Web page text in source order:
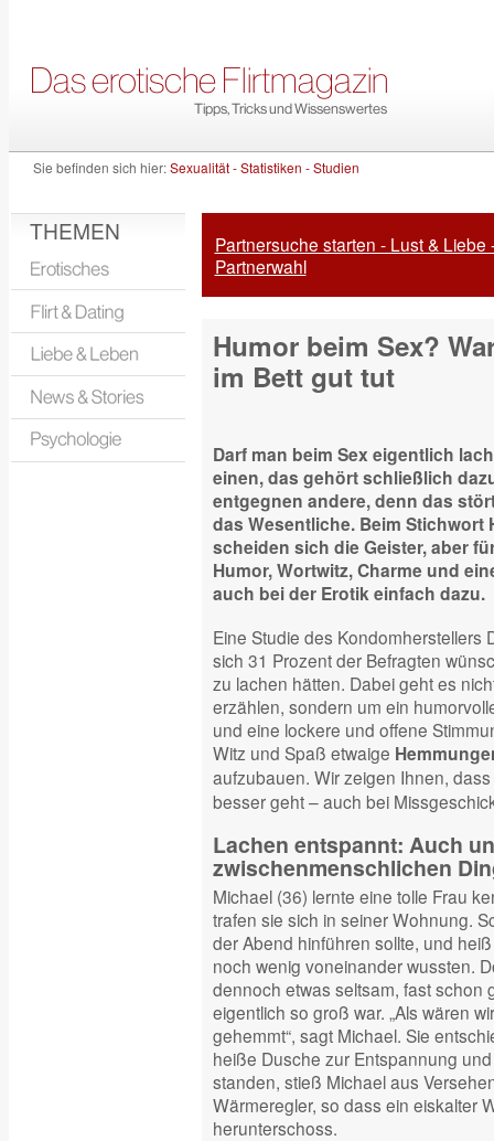
Sie befinden sich hier:Sexualität - Statistiken - Studien
THEMEN
Partnersuche starten - Lust & Liebe
Partnerwahl
Humor beim Sex?
im Bett gut tut
Darf man beim Sex eigentlich
einen, das gehört schließlich
entgegnen andere, denn das
das Wesentliche. Beim Stichwort
scheiden sich die Geister, aber
Humor, Wortwitz, Charme und
auch bei der Erotik einfach dazu.
Eine Studie des Kondomherstellers
sich 31 Prozent der Befragten
zu lachen hätten. Dabei geht es
erzählen, sondern um ein
und eine lockere und offene
Witz und Spaß etwaige
aufzubauen. Wir zeigen Ihnen,
besser geht – auch bei
Lachen entspannt: Auch
zwischenmenschlichen
Michael (36) lernte eine tolle Frau
trafen sie sich in seiner Wohnung.
der Abend hinführen sollte, und
noch wenig voneinander wussten.
dennoch etwas seltsam, fast schon
eigentlich so groß war. „Als wären
gehemmt“, sagt Michael. Sie
heiße Dusche zur Entspannung
standen, stieß Michael aus
Wärmeregler, so dass ein eiskalter
herunterschoss.